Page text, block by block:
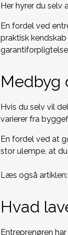
Her hyrer du selv
En fordel ved
praktisk
Medbyg
Hvis du selv vil
varierer fra
En fordel ved at
stor ulempe, at
Læs også artiklen:
Hvad
Entreprenøren